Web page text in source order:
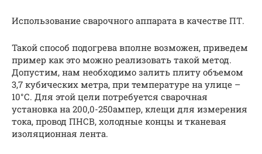
Использование сварочного аппарата в качестве ПТ.
Такой способ подогрева вполне возможен, приведем
пример как это можно реализовать такой метод.
Допустим, нам необходимо залить плиту объемом
3,7 кубических метра, при температуре на улице –
10°С. Для этой цели потребуется сварочная
установка на 200,0-250ампер, клещи для измерения
тока, провод ПНСВ, холодные концы и тканевая
изоляционная лента.